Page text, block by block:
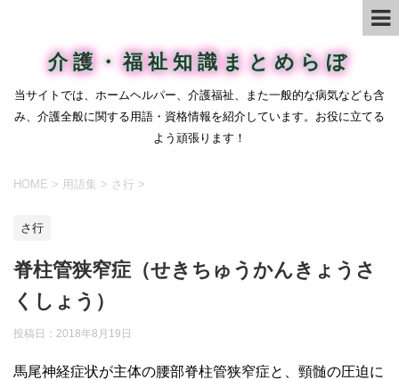
介護・福祉知識まとめらぼ
当サイトでは、ホームヘルパー、介護福祉、また一般的な病気なども含
み、介護全般に関する用語・資格情報を紹介しています。お役に立てる
よう頑張ります！
HOME > 用語集 > さ行 >
さ行
脊柱管狭窄症（せきちゅうかんきょうさ
くしょう）
投稿日： 2018年8月19日
馬尾神経症状が主体の腰部脊柱管狭窄症と、頸髄の圧迫に